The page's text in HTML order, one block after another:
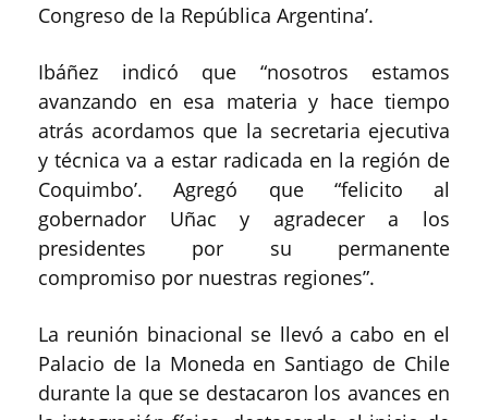
Congreso de la República Argentina’.
Ibáñez indicó que “nosotros estamos
avanzando en esa materia y hace tiempo
atrás acordamos que la secretaria ejecutiva
y técnica va a estar radicada en la región de
Coquimbo’. Agregó que “felicito al
gobernador Uñac y agradecer a los
presidentes por su permanente
compromiso por nuestras regiones”.
La reunión binacional se llevó a cabo en el
Palacio de la Moneda en Santiago de Chile
durante la que se destacaron los avances en